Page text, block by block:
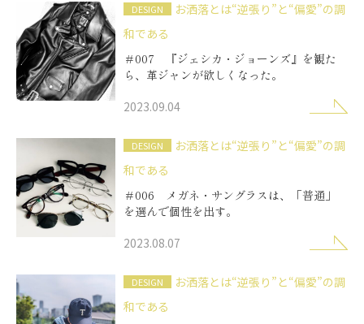
DESIGN
お洒落とは“逆張り”と“偏愛”の調
和である
＃007 『ジェシカ・ジョーンズ』を観た
ら、革ジャンが欲しくなった。
2023.09.04
DESIGN
お洒落とは“逆張り”と“偏愛”の調
和である
＃006 メガネ・サングラスは、「普通」
を選んで個性を出す。
2023.08.07
DESIGN
お洒落とは“逆張り”と“偏愛”の調
和である